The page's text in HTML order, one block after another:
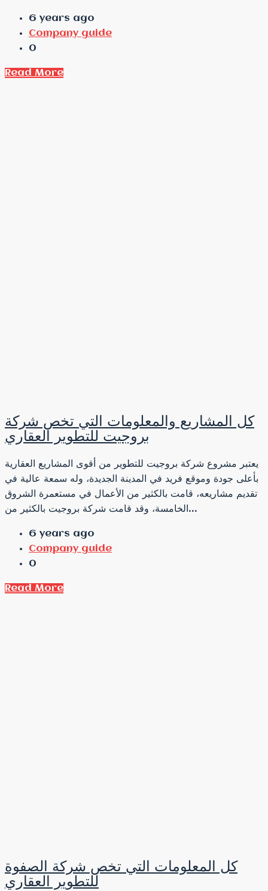
6 years ago
Company guide
0
Read More
كل المشاريع والمعلومات التي تخص شركة
بروجيت للتطوير العقاري
يعتبر مشروع شركة بروجيت للتطوير من أقوى المشاريع العقارية
بأعلى جودة وموقع فريد في المدينة الجديدة، وله سمعة عالية في
تقديم مشاريعه، قامت بالكثير من الأعمال في مستعمرة الشروق
الخامسة، وقد قامت شركة بروجيت بالكثير من...
6 years ago
Company guide
0
Read More
كل المعلومات التي تخص شركة الصفوة
للتطوير العقاري